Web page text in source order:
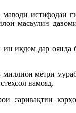
истифодаи
масъулин
иқдом дар оянда
метри
намояд.